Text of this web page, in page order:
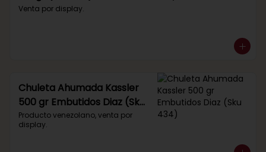
Venta por display.
Chuleta Ahumada Kassler
500 gr Embutidos Diaz (Sku
434)
Producto venezolano, venta por
display.